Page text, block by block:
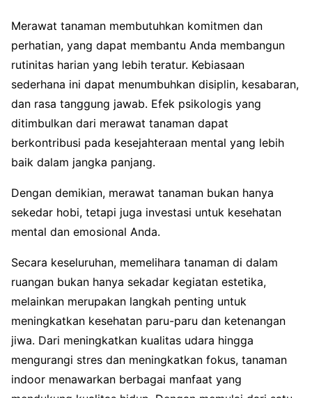
Merawat tanaman membutuhkan komitmen dan
perhatian, yang dapat membantu Anda membangun
rutinitas harian yang lebih teratur. Kebiasaan
sederhana ini dapat menumbuhkan disiplin, kesabaran,
dan rasa tanggung jawab. Efek psikologis yang
ditimbulkan dari merawat tanaman dapat
berkontribusi pada kesejahteraan mental yang lebih
baik dalam jangka panjang.
Dengan demikian, merawat tanaman bukan hanya
sekedar hobi, tetapi juga investasi untuk kesehatan
mental dan emosional Anda.
Secara keseluruhan, memelihara tanaman di dalam
ruangan bukan hanya sekadar kegiatan estetika,
melainkan merupakan langkah penting untuk
meningkatkan kesehatan paru-paru dan ketenangan
jiwa. Dari meningkatkan kualitas udara hingga
mengurangi stres dan meningkatkan fokus, tanaman
indoor menawarkan berbagai manfaat yang